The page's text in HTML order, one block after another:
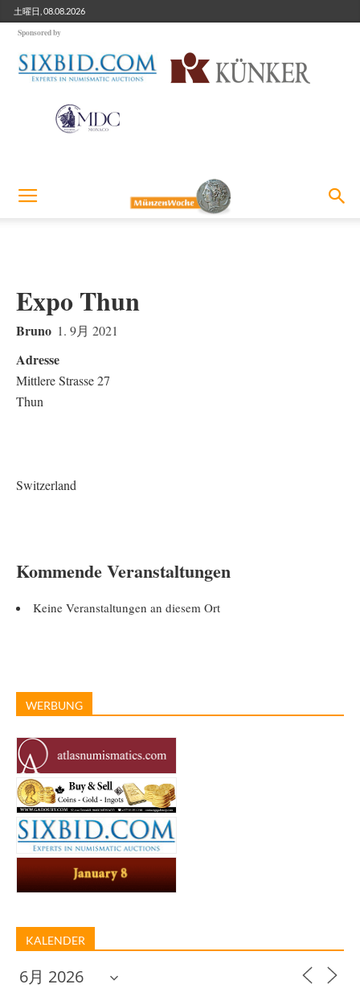
土曜日, 08.08.2026
Sponsored by
Expo Thun
Bruno 1. 9月 2021
Adresse
Mittlere Strasse 27
Thun
Switzerland
Kommende Veranstaltungen
Keine Veranstaltungen an diesem Ort
WERBUNG
KALENDER